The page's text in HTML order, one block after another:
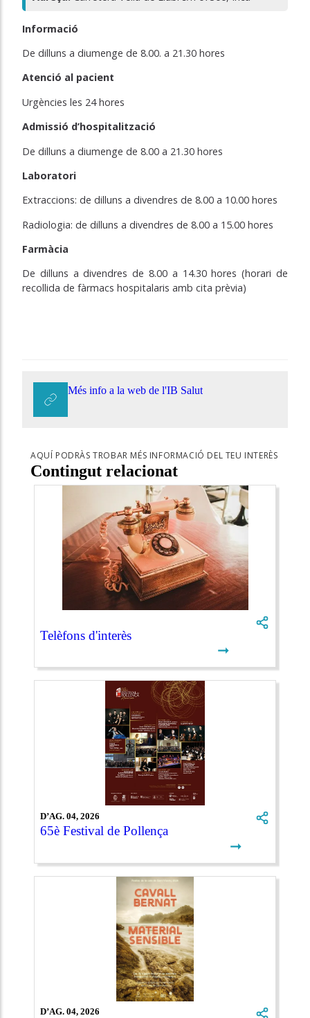
Informació
De dilluns a diumenge de 8.00. a 21.30 hores
Atenció al pacient
Urgències les 24 hores
Admissió d’hospitalització
De dilluns a diumenge de 8.00 a 21.30 hores
Laboratori
Extraccions: de dilluns a divendres de 8.00 a 10.00 hores
Radiologia: de dilluns a divendres de 8.00 a 15.00 hores
Farmàcia
De dilluns a divendres de 8.00 a 14.30 hores (horari de
recollida de fàrmacs hospitalaris amb cita prèvia)
Més info a la web de l'IB Salut
AQUÍ PODRÀS TROBAR MÉS INFORMACIÓ DEL TEU INTERÈS
Contingut relacionat
Telèfons d'interès
➞
D’AG. 04, 2026
65è Festival de Pollença
➞
D’AG. 04, 2026